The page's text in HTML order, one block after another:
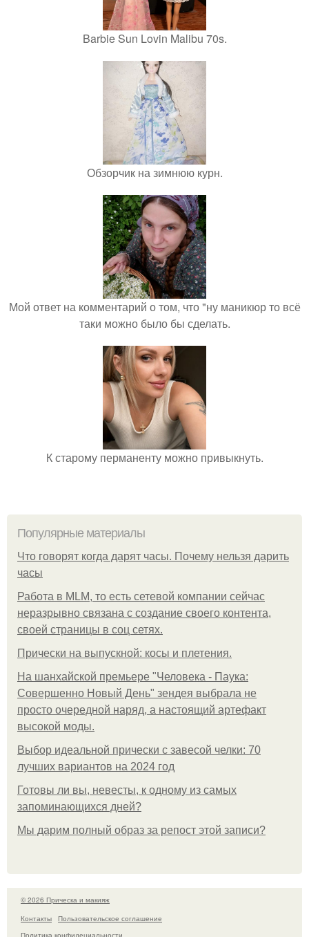
Barbie Sun Lovin Malibu 70s.
Обзорчик на зимнюю курн.
Мой ответ на комментарий о том, что "ну маникюр то всё
таки можно было бы сделать.
К старому перманенту можно привыкнуть.
Популярные материалы
Что говорят когда дарят часы. Почему нельзя дарить
часы
Работа в MLM, то есть сетевой компании сейчас
неразрывно связана с создание своего контента,
своей страницы в соц сетях.
Прически на выпускной: косы и плетения.
На шанхайской премьере "Человека - Паука:
Совершенно Новый День" зендея выбрала не
просто очередной наряд, а настоящий артефакт
высокой моды.
Выбор идеальной прически с завесой челки: 70
лучших вариантов на 2024 год
Готовы ли вы, невесты, к одному из самых
запоминающихся дней?
Мы дарим полный образ за репост этой записи?
© 2026 Прическа и макияж
Контакты
Пользовательское соглашение
Политика конфидециальности